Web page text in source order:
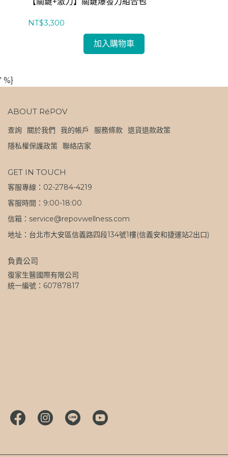
NT$3,300
加入購物車
' %}
ABOUT RéPOV
查詢 關於我們 我的帳戶 服務條款 退貨退款政策
隱私權保護政策 聯絡店家
GET IN TOUCH
客服專線：02-2784-4219
客服時間：9:00-18:00
信箱：service@repovwellness.com
地址：台北市大安區信義路四段134號1樓(信義安和捷運站2出口)
負責公司
復家生醫國際有限公司
統一編號：60787817